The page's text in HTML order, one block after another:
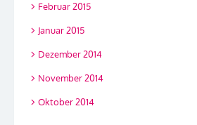
Februar 2015
Januar 2015
Dezember 2014
November 2014
Oktober 2014